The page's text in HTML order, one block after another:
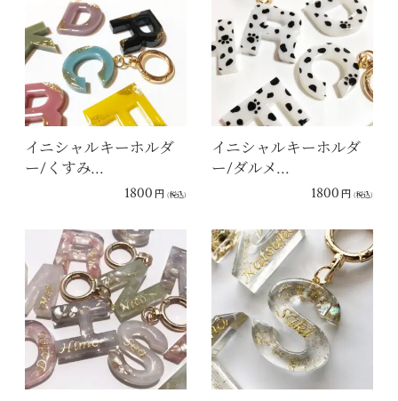
イニシャルキーホルダ
ー/くすみ…
1800 円 (税込)
イニシャルキーホルダ
ー/ダルメ…
1800 円 (税込)